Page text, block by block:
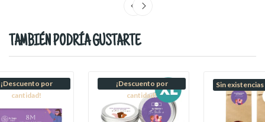
TAMBIÉN PODRÍA GUSTARTE
¡Descuento por
cantidad!
¡Descuento por
cantidad!
Sin existencias